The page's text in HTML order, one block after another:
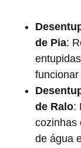
de Pia:
de Ralo:
cozinhas
de água